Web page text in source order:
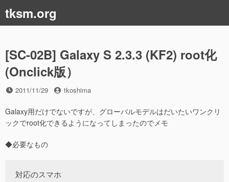
ン
テ
ツ
へ
ス
プ
tksm.org
[SC-02B] Galaxy S 2.3.3 (KF2) root化
(Onclick版）
投
日
2011/11/29
投
者
tkoshima
Galaxy用だけでないですが、グローバルモデルはだいたいワンクリ
ックでroot化できるようになってしまったのでメモ
◆必要なもの
対応のスマホ